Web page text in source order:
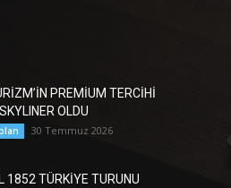
PREMİUM TERCİHİ
OLDU
30 Temmuz 2026
1852 TÜRKİYE TURUNU